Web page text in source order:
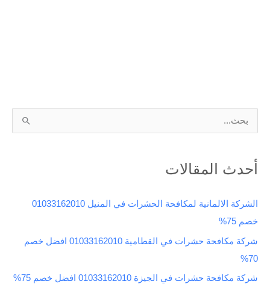
ب
ح
:
أحدث المقالات
الشركة الالمانية لمكافحة الحشرات في المنيل 01033162010
خصم 75%
شركة مكافحة حشرات في القطامية 01033162010 افضل خصم
70%
شركة مكافحة حشرات في الجيزة 01033162010 افضل خصم 75%